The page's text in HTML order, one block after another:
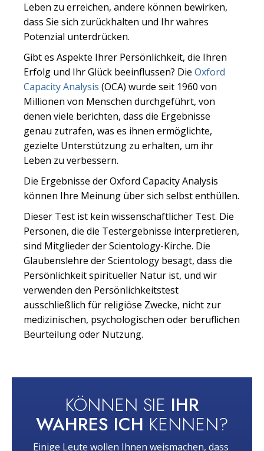
Leben zu erreichen, andere können bewirken,
dass Sie sich zurückhalten und Ihr wahres
Potenzial unterdrücken.
Gibt es Aspekte Ihrer Persönlichkeit, die Ihren
Erfolg und Ihr Glück beeinflussen? Die Oxford
Capacity Analysis (OCA) wurde seit 1960 von
Millionen von Menschen durchgeführt, von
denen viele berichten, dass die Ergebnisse
genau zutrafen, was es ihnen ermöglichte,
gezielte Unterstützung zu erhalten, um ihr
Leben zu verbessern.
Die Ergebnisse der Oxford Capacity Analysis
können Ihre Meinung über sich selbst enthüllen.
Dieser Test ist kein wissenschaftlicher Test. Die
Personen, die die Testergebnisse interpretieren,
sind Mitglieder der Scientology-Kirche. Die
Glaubenslehre der Scientology besagt, dass die
Persönlichkeit spiritueller Natur ist, und wir
verwenden den Persönlichkeitstest
ausschließlich für religiöse Zwecke, nicht zur
medizinischen, psychologischen oder beruflichen
Beurteilung oder Nutzung.
KÖNNEN SIE IHR
WAHRES ICH KENNEN?
Einige Leute wollen Ihnen weismachen, dass